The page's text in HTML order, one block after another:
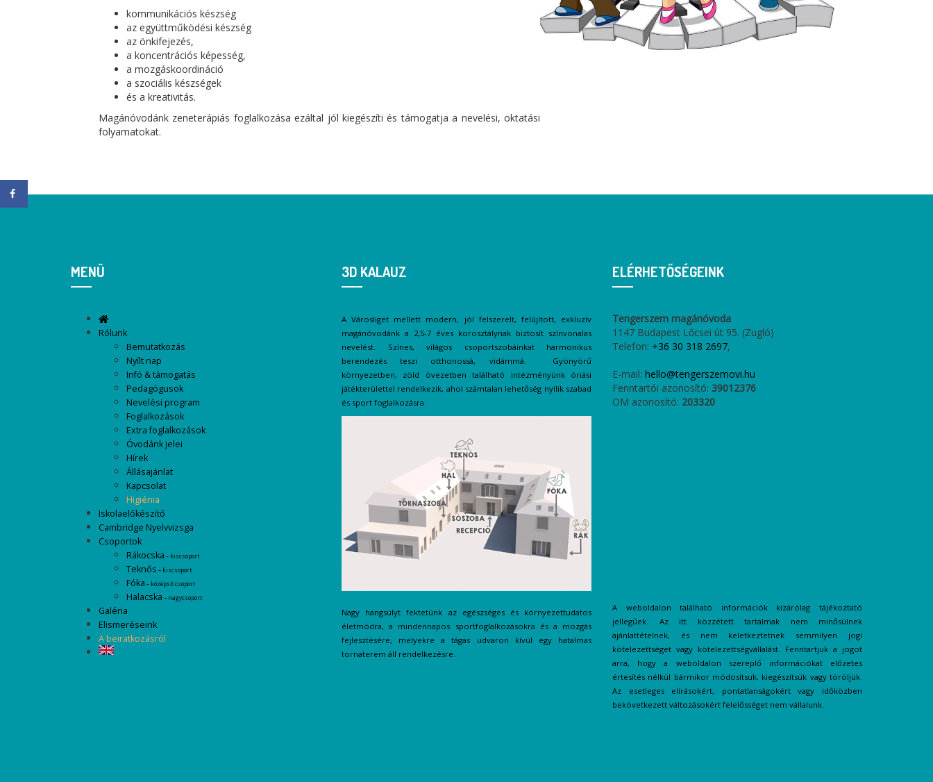
kommunikációs készség
az együttműködési készség
az önkifejezés,
a koncentrációs képesség,
a mozgáskoordináció
a szociális készségek
és a kreativitás.
Magánóvodánk zeneterápiás foglalkozása ezáltal jól kiegészíti és támogatja a nevelési, oktatási
folyamatokat.
MENÜ
Rólunk
Bemutatkozás
Nyílt nap
Infó & támogatás
Pedagógusok
Nevelési program
Foglalkozások
Extra foglalkozások
Óvodánk jelei
Hírek
Állásajánlat
Kapcsolat
Higiénia
Iskolaelőkészítő
Cambridge Nyelvvizsga
Csoportok
Rákocska – kiscsoport
Teknős – kiscsoport
Fóka – középső csoport
Halacska – nagycsoport
Galéria
Elismeréseink
A beiratkozásról
3D KALAUZ
A Városliget mellett modern, jól felszerelt, felújított, exkluzív
magánóvodánk a 2,5-7 éves korosztálynak biztosít színvonalas
nevelést. Színes, világos csoportszobáinkat harmonikus
berendezés teszi otthonossá, vidámmá. Gyönyörű
környezetben, zöld övezetben található intézményünk óriási
játékterülettel rendelkezik, ahol számtalan lehetőség nyílik szabad
és sport foglalkozásra.
Nagy hangsúlyt fektetünk az egészséges és környezettudatos
életmódra, a mindennapos sportfoglalkozásokra és a mozgás
fejlesztésére, melyekre a tágas udvaron kívül egy hatalmas
tornaterem áll rendelkezésre.
ELÉRHETŐSÉGEINK
Tengerszem magánóvoda
1147 Budapest Lőcsei út 95. (Zugló)
Telefon: +36 30 318 2697,
E-mail: hello@tengerszemovi.hu
Fenntartói azonosító: 39012376
OM azonosító: 203320
A weboldalon található információk kizárólag tájékoztató
jellegűek. Az itt közzétett tartalmak nem minősülnek
ajánlattételnek, és nem keletkeztetnek semmilyen jogi
kötelezettséget vagy kötelezettségvállalást. Fenntartjuk a jogot
arra, hogy a weboldalon szereplő információkat előzetes
értesítés nélkül bármikor módosítsuk, kiegészítsük vagy töröljük.
Az esetleges elírásokért, pontatlanságokért vagy időközben
bekövetkezett változásokért felelősséget nem vállalunk.